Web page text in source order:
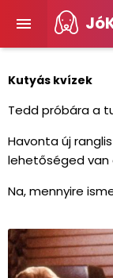

Kutyás kvízek
Tedd próbára a
Havonta új
lehetőséged van
Na, mennyire